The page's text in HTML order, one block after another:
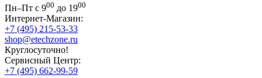
Пн–Пт с 900 до 1900
Интернет-Магазин:
+7 (495) 215-53-33
shop@etechzone.ru
Круглосуточно!
Сервисный Центр:
+7 (495) 662-99-59